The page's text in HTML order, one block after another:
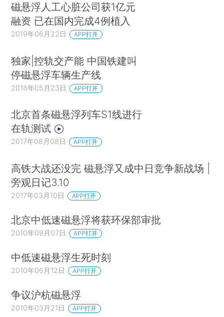
磁悬浮人工心脏公司获1亿元
融资 已在国内完成4例植入
2019年06月22日 APP打开
独家|控轨交产能 中国铁建叫
停磁悬浮车辆生产线
2018年05月23日 APP打开
北京首条磁悬浮列车S1线进行
在轨测试
2017年08月08日 APP打开
高铁大战还没完 磁悬浮又成中日竞争新战场 |
旁观日记3.10
2017年03月10日 APP打开
北京中低速磁悬浮将获环保部审批
2010年09月07日 APP打开
中低速磁悬浮生死时刻
2010年06月12日 APP打开
争议沪杭磁悬浮
2010年03月21日 APP打开